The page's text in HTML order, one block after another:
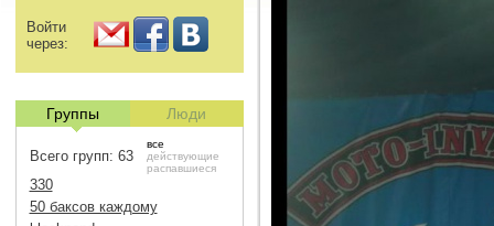
Войти
через:
Группы Люди
Всего групп: 63
все
действующие
распавшиеся
330
50 баксов каждому